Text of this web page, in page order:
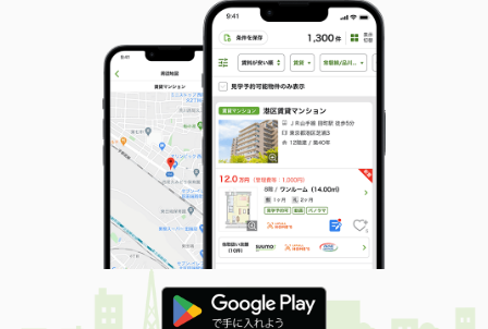
滋賀県守山市今浜町
81.5m²
間取り
2LDK